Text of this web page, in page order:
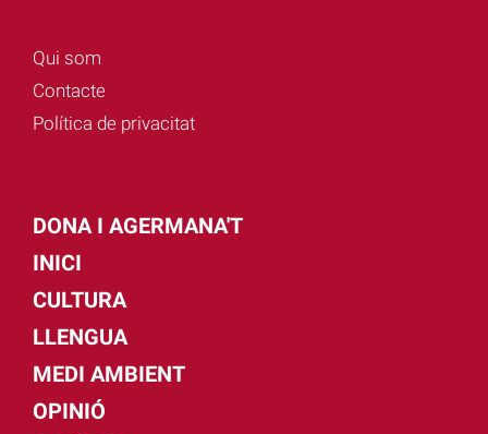
Qui som
Contacte
Política de privacitat
DONA I AGERMANA'T
INICI
CULTURA
LLENGUA
MEDI AMBIENT
OPINIÓ